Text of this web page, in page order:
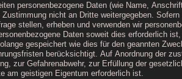
personenbezogene Daten (wie Name,
nicht an Dritte weitergegeben.
stellen, erheben und verwenden wir
Daten soweit dies erforderlich
gespeichert wie dies für den geannten
berücksichtigt. Auf Anordnung der
zur Gefahrenabwehr, zur Erfüllung der
am geistigen Eigentum erforderlich ist.